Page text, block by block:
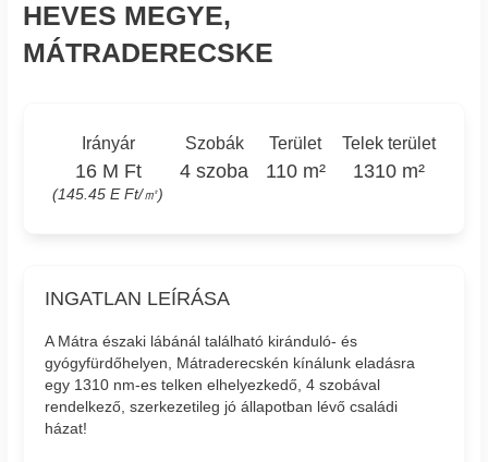
HEVES MEGYE,
MÁTRADERECSKE
Irányár
16 M Ft
(145.45 E Ft/㎡)
Szobák
4 szoba
Terület
110 m²
Telek terület
1310 m²
INGATLAN LEÍRÁSA
A Mátra északi lábánál található kiránduló- és
gyógyfürdőhelyen, Mátraderecskén kínálunk eladásra
egy 1310 nm-es telken elhelyezkedő, 4 szobával
rendelkező, szerkezetileg jó állapotban lévő családi
házat!